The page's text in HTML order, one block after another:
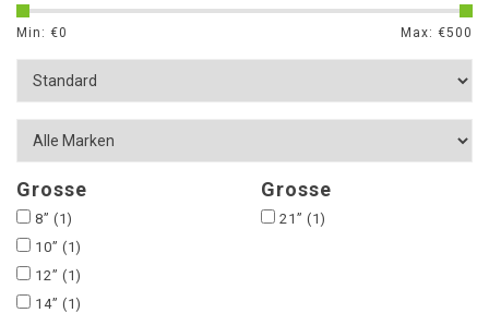
Min: €0 Max: €500
Grosse
8” (1)
10” (1)
12” (1)
14” (1)
Grosse
21” (1)